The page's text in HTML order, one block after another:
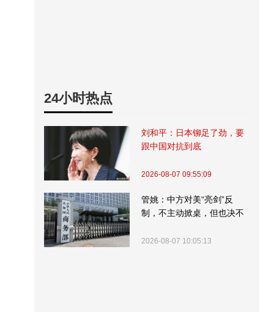
24小时热点
刘和平：日本铆足了劲，要
跟中国对抗到底
2026-08-07 09:55:09
管姚：中方对美“亮剑”反
制，不主动掀桌，但也决不
2026-08-07 10:05:13